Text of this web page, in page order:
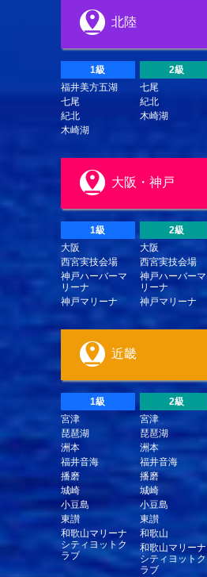
北陸
1級
福井美方五湖
七尾
紀北
木崎湖
2級
七尾
紀北
木崎湖
大阪・神戸
1級
大阪
西宮実技会場
神戸ハーバーマ
リーナ
神戸マリーナ
2級
大阪
西宮実技会場
神戸ハーバーマ
リーナ
神戸マリーナ
近畿
1級
宮津
琵琶湖
洲本
福井音海
播磨
城崎
小豆島
東讃
和歌山マリーナ
シティヨットク
ラブ
2級
宮津
琵琶湖
洲本
福井音海
播磨
城崎
小豆島
東讃
和歌山
和歌山マリーナ
シティヨットク
ラブ